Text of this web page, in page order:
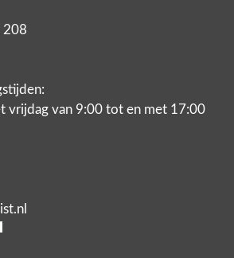
208
vrijdag van 9:00 tot en met 17:00